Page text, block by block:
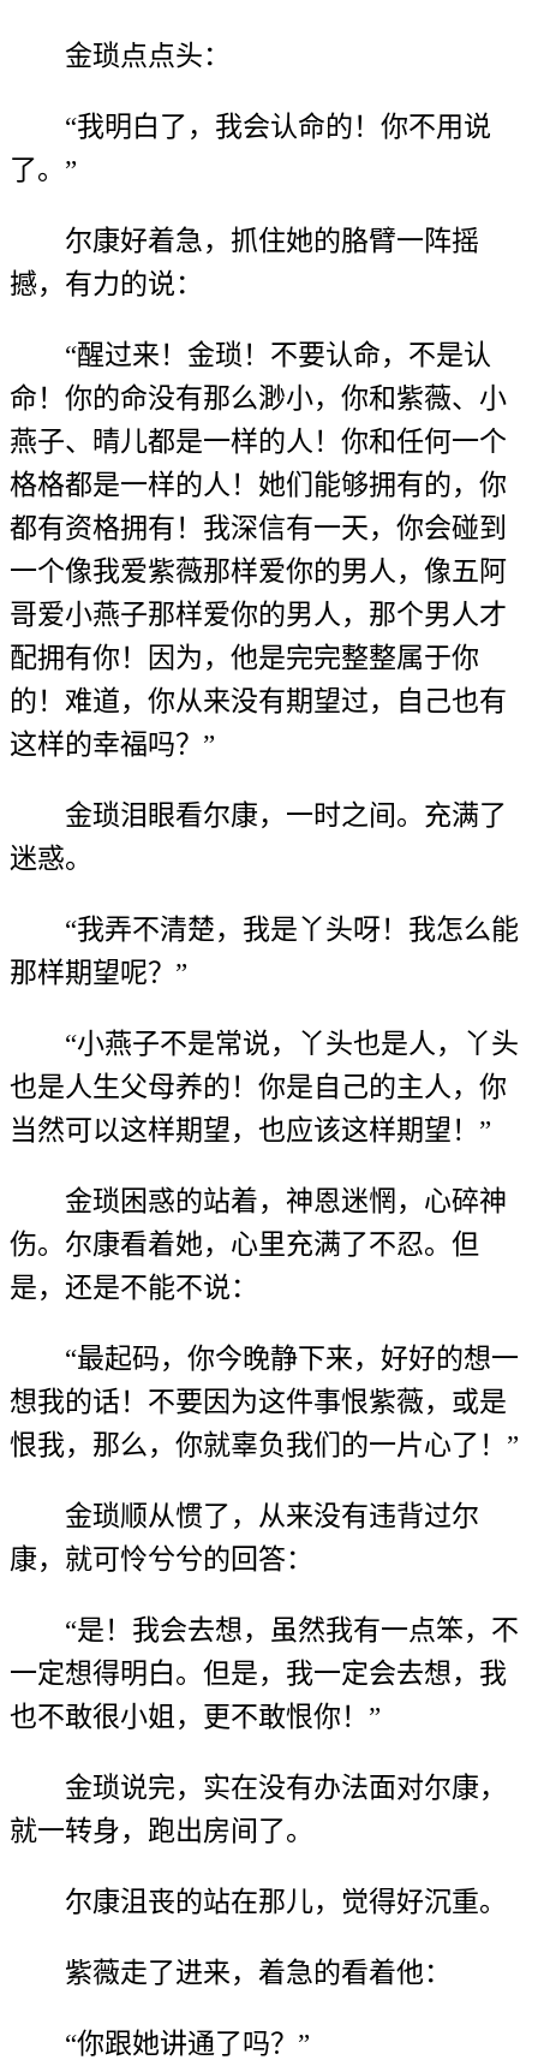
金琐点点头：
“我明白了，我会认命的！你不用说
了。”
尔康好着急，抓住她的胳臂一阵摇
撼，有力的说：
“醒过来！金琐！不要认命，不是认
命！你的命没有那么渺小，你和紫薇、小
燕子、晴儿都是一样的人！你和任何一个
格格都是一样的人！她们能够拥有的，你
都有资格拥有！我深信有一天，你会碰到
一个像我爱紫薇那样爱你的男人，像五阿
哥爱小燕子那样爱你的男人，那个男人才
配拥有你！因为，他是完完整整属于你
的！难道，你从来没有期望过，自己也有
这样的幸福吗？”
金琐泪眼看尔康，一时之间。充满了
迷惑。
“我弄不清楚，我是丫头呀！我怎么能
那样期望呢？”
“小燕子不是常说，丫头也是人，丫头
也是人生父母养的！你是自己的主人，你
当然可以这样期望，也应该这样期望！”
金琐困惑的站着，神恩迷惘，心碎神
伤。尔康看着她，心里充满了不忍。但
是，还是不能不说：
“最起码，你今晚静下来，好好的想一
想我的话！不要因为这件事恨紫薇，或是
恨我，那么，你就辜负我们的一片心了！”
金琐顺从惯了，从来没有违背过尔
康，就可怜兮兮的回答：
“是！我会去想，虽然我有一点笨，不
一定想得明白。但是，我一定会去想，我
也不敢很小姐，更不敢恨你！”
金琐说完，实在没有办法面对尔康，
就一转身，跑出房间了。
尔康沮丧的站在那儿，觉得好沉重。
紫薇走了进来，着急的看着他：
“你跟她讲通了吗？”